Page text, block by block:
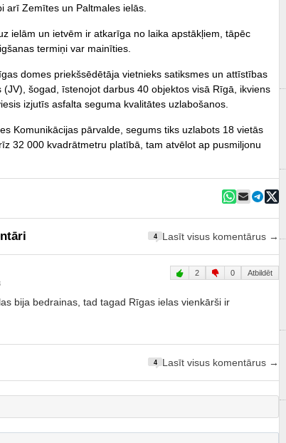
arī Zemītes un Paltmales ielās.
ielām un ietvēm ir atkarīga no laika apstākļiem, tāpēc
termiņi var mainīties.
domes priekšsēdētāja vietnieks satiksmes un attīstības
(JV), šogad, īstenojot darbus 40 objektos visā Rīgā, ikviens
izjutīs asfalta seguma kvalitātes uzlabošanos.
Komunikācijas pārvalde, segums tiks uzlabots 18 vietās
32 000 kvadrātmetru platībā, tam atvēlot ap pusmiljonu
4 Lasīt visus komentārus →
2 0 Atbildēt
bija bedrainas, tad tagad Rīgas ielas vienkārši ir
4 Lasīt visus komentārus →